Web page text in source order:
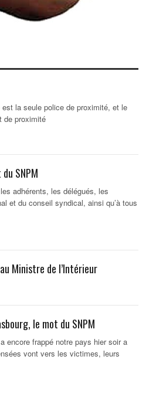
la seule police de proximité, et le
de proximité
SNPM
adhérents, les délégués, les
et du conseil syndical, ainsi qu’à tous
Ministre de l’Intérieur
le mot du SNPM
encore frappé notre pays hier soir a
vont vers les victimes, leurs